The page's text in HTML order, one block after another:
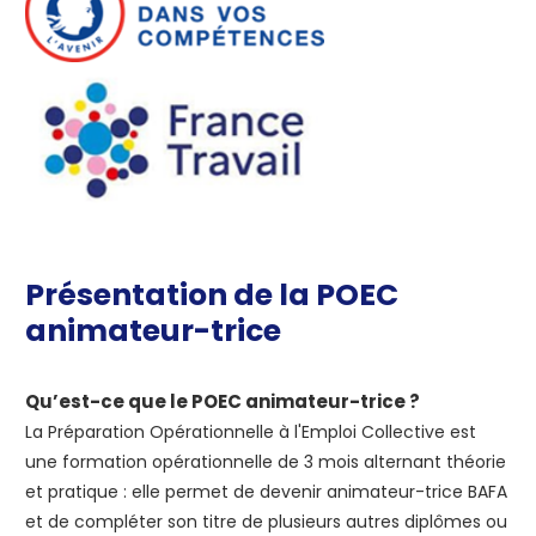
Présentation de la POEC
animateur-trice
Qu’est-ce que le POEC animateur-trice ?
La Préparation Opérationnelle à l'Emploi Collective est
une formation opérationnelle de 3 mois alternant théorie
et pratique : elle permet de devenir animateur-trice BAFA
et de compléter son titre de plusieurs autres diplômes ou